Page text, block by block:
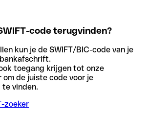
code terugvinden?
kun je de SWIFT/BIC-code van je
toegang krijgen tot onze
om de juiste code voor je
vinden.
zoeker